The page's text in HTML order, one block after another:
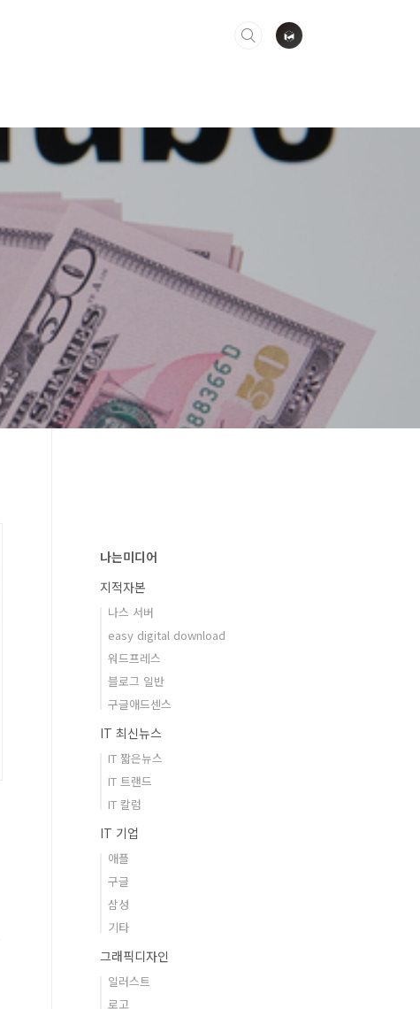
나는미디어
지적자본
나스 서버
easy digital download
워드프레스
블로그 일반
구글애드센스
IT 최신뉴스
IT 짧은뉴스
IT 트랜드
IT 칼럼
IT 기업
애플
구글
삼성
기타
그래픽디자인
일러스트
로고